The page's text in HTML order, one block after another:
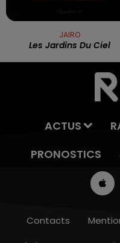
JAIRO
Les Jardins Du Ciel
ACTUS
PRONOSTICS
Contacts